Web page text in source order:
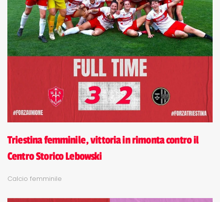
Triestina femminile, vittoria in rimonta contro il
Centro Storico Lebowski
Calcio femminile